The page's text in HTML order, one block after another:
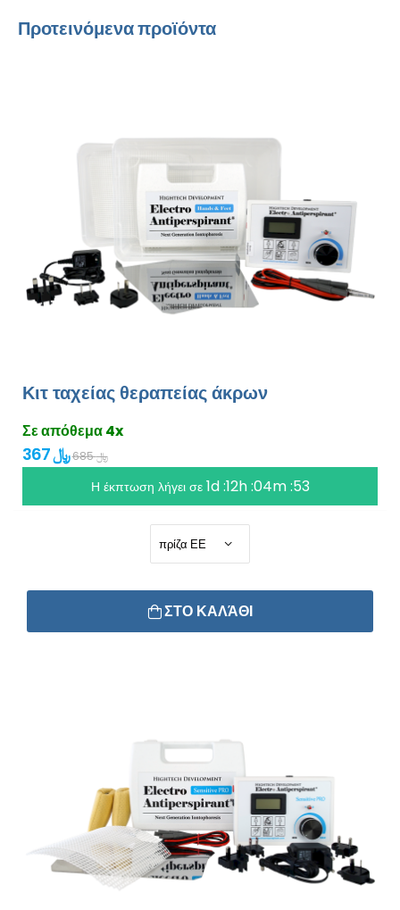
Προτεινόμενα προϊόντα
Κιτ ταχείας θεραπείας άκρων
Σε απόθεμα 4x
367 ﷼ 685 ﷼
Η έκπτωση λήγει σε 1d :12h :04m :53
ΣΤΟ ΚΑΛΆΘΙ